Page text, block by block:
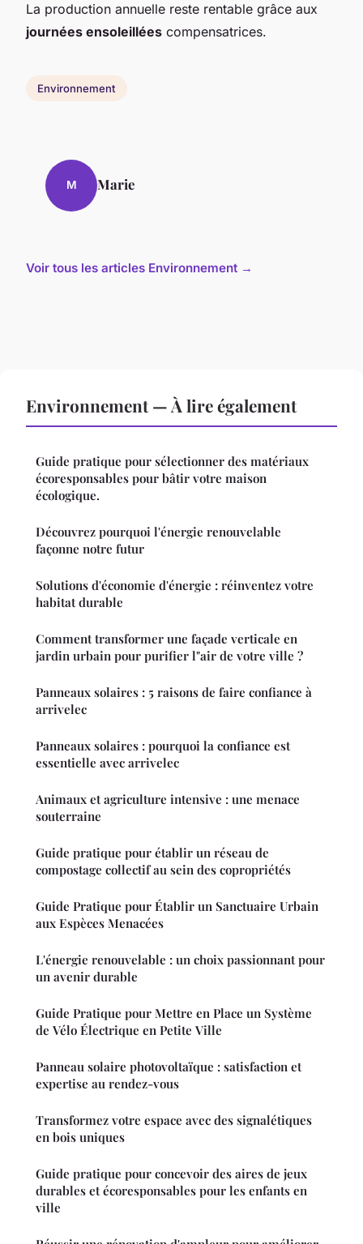
La production annuelle reste rentable grâce aux
journées ensoleillées compensatrices.
Environnement
M Marie
Voir tous les articles Environnement →
Environnement — À lire également
Guide pratique pour sélectionner des matériaux
écoresponsables pour bâtir votre maison
écologique.
Découvrez pourquoi l'énergie renouvelable
façonne notre futur
Solutions d'économie d'énergie : réinventez votre
habitat durable
Comment transformer une façade verticale en
jardin urbain pour purifier l"air de votre ville ?
Panneaux solaires : 5 raisons de faire confiance à
arrivelec
Panneaux solaires : pourquoi la confiance est
essentielle avec arrivelec
Animaux et agriculture intensive : une menace
souterraine
Guide pratique pour établir un réseau de
compostage collectif au sein des copropriétés
Guide Pratique pour Établir un Sanctuaire Urbain
aux Espèces Menacées
L'énergie renouvelable : un choix passionnant pour
un avenir durable
Guide Pratique pour Mettre en Place un Système
de Vélo Électrique en Petite Ville
Panneau solaire photovoltaïque : satisfaction et
expertise au rendez-vous
Transformez votre espace avec des signalétiques
en bois uniques
Guide pratique pour concevoir des aires de jeux
durables et écoresponsables pour les enfants en
ville